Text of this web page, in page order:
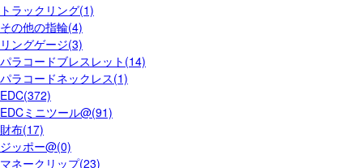
トラックリング(1)
その他の指輪(4)
リングゲージ(3)
パラコードブレスレット(14)
パラコードネックレス(1)
EDC(372)
EDCミニツール@(91)
財布(17)
ジッポー@(0)
マネークリップ(23)